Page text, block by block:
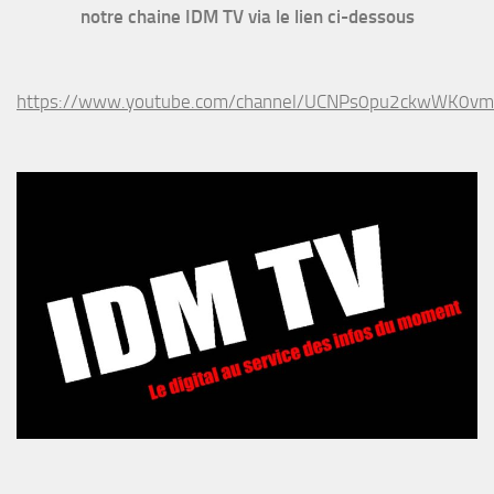
notre chaine IDM TV via le lien ci-dessous
https://www.youtube.com/channel/